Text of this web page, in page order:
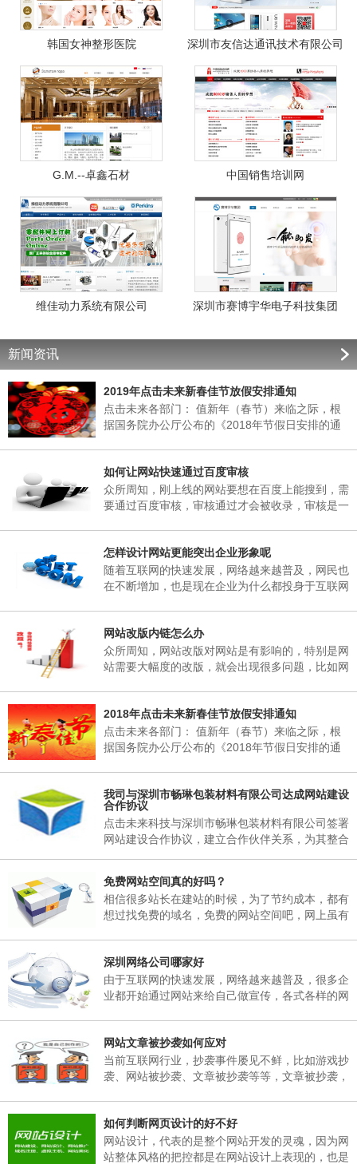
韩国女神整形医院 深圳市友信达通讯技术有限公司
G.M.--卓鑫石材 中国销售培训网
维佳动力系统有限公司 深圳市赛博宇华电子科技集团
新闻资讯
2019年点击未来新春佳节放假安排通知
点击未来各部门： 值新年（春节）来临之际，根
据国务院办公厅公布的《2018年节假日安排的通
下： 一、春节放假时间：为02月06日至02月25
日，02月25日(星期天)正常上班。 二、各部门接
通知后，妥善安排好值班工作，并将各部门值班表
如何让网站快速通过百度审核
众所周知，刚上线的网站要想在百度上能搜到，需
要通过百度审核，审核通过才会被收录，审核是一
网站，很多站长想破脑袋都不知所措，这里深圳网
站建设小编介绍到，原因其实很简单，当网页被收
录后搜索引擎会对一个网站进行审核，这期间搜索
个方...
怎样设计网站更能突出企业形象呢
随着互联网的快速发展，网络越来越普及，网民也
在不断增加，也是现在企业为什么都投身于互联网
收益。那么，怎样设计网站更能突出企业形象呢?
网站改版内链怎么办
众所周知，网站改版对网站是有影响的，特别是网
站需要大幅度的改版，就会出现很多问题，比如网
的URL，如果URL更改了，相当于重新做了一个网
站。
2018年点击未来新春佳节放假安排通知
点击未来各部门： 值新年（春节）来临之际，根
据国务院办公厅公布的《2018年节假日安排的通
下： 一、春节放假时间：为02月06日至02月25
日，02月25日(星期天)正常上班。 二、各部门接
通知后，妥善安排好值班工作，并将各部门值班表
于2018年02月06日下午17：00以前报公司办公
室。 三、各部门要...
我司与深圳市畅琳包装材料有限公司达成网站建设
合作协议
点击未来科技与深圳市畅琳包装材料有限公司签署
网站建设合作协议，建立合作伙伴关系，为其整合
免费网站空间真的好吗？
相信很多站长在建站的时候，为了节约成本，都有
想过找免费的域名，免费的网站空间吧，网上虽有
空间有哪些弊端。
深圳网络公司哪家好
由于互联网的快速发展，网络越来越普及，很多企
业都开始通过网站来给自己做宣传，各式各样的网
个专业的网络公司制作，那么，深圳网络公司哪家
好呢？
网站文章被抄袭如何应对
当前互联网行业，抄袭事件屡见不鲜，比如游戏抄
袭、网站被抄袭、文章被抄袭等等，文章被抄袭，
袭，我们该如何应对呢？
如何判断网页设计的好不好
网站设计，代表的是整个网站开发的灵魂，因为网
站整体风格的把控都是在网站设计上表现的，也是